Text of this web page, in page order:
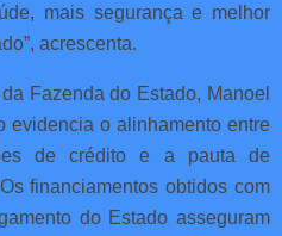
mais segurança e melhor
acrescenta.
Fazenda do Estado, Manoel
evidencia o alinhamento entre
de crédito e a pauta de
financiamentos obtidos com
do Estado asseguram